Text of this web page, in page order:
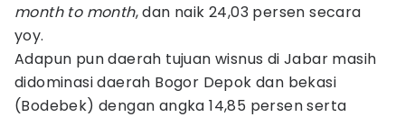
month to month, dan naik 24,03 persen secara
yoy.
Adapun pun daerah tujuan wisnus di Jabar masih
didominasi daerah Bogor Depok dan bekasi
(Bodebek) dengan angka 14,85 persen serta